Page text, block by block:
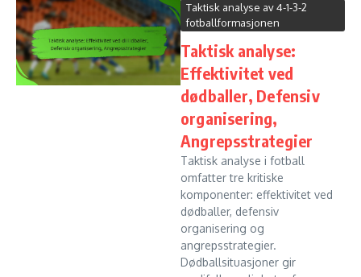
Taktisk analyse av 4-1-3-2
fotballformasjonen
Taktisk analyse:
Effektivitet ved
dødballer, Defensiv
organisering,
Angrepsstrategier
Taktisk analyse i fotball
omfatter tre kritiske
komponenter: effektivitet ved
dødballer, defensiv
organisering og
angrepsstrategier.
Dødballsituasjoner gir